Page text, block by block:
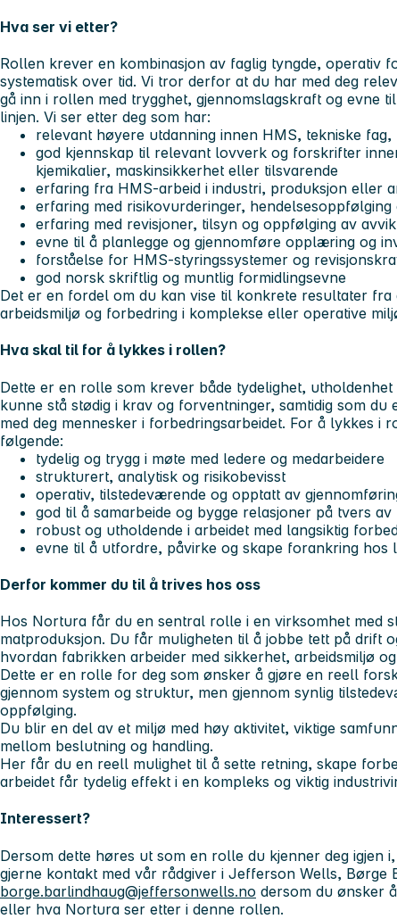
Hva ser vi etter?
Rollen krever en kombinasjon av faglig tyngde, operativ
systematisk over tid. Vi tror derfor at du har med deg
gå inn i rollen med trygghet, gjennomslagskraft og evne
linjen. Vi ser etter deg som har:
relevant høyere utdanning innen HMS, tekniske
god kjennskap til relevant lovverk og forskrifter
kjemikalier, maskinsikkerhet eller tilsvarende
erfaring fra HMS-arbeid i industri, produksjon eller
erfaring med risikovurderinger,
erfaring med revisjoner, tilsyn og oppfølging av
evne til å planlegge og gjennomføre opplæring og
forståelse for HMS-styringssystemer og
god norsk skriftlig og muntlig formidlingsevne
Det er en fordel om du kan vise til konkrete resultater fra
arbeidsmiljø og forbedring i komplekse eller operative
Hva skal til for å lykkes i rollen?
Dette er en rolle som krever både tydelighet,
kunne stå stødig i krav og forventninger, samtidig som du
med deg mennesker i forbedringsarbeidet. For å lykkes i
følgende:
tydelig og trygg i møte med ledere og medarbeidere
strukturert, analytisk og risikobevisst
operativ, tilstedeværende og opptatt av
god til å samarbeide og bygge relasjoner på tvers
robust og utholdende i arbeidet med langsiktig
evne til å utfordre, påvirke og skape forankring hos
Derfor kommer du til å trives hos oss
Hos Nortura får du en sentral rolle i en virksomhet med
matproduksjon. Du får muligheten til å jobbe tett på drift
hvordan fabrikken arbeider med sikkerhet, arbeidsmiljø
Dette er en rolle for deg som ønsker å gjøre en reell
gjennom system og struktur, men gjennom synlig
oppfølging.
Du blir en del av et miljø med høy aktivitet, viktige
mellom beslutning og handling.
Her får du en reell mulighet til å sette retning, skape
arbeidet får tydelig effekt i en kompleks og viktig
Interessert?
Dersom dette høres ut som en rolle du kjenner deg igjen
gjerne kontakt med vår rådgiver i Jefferson Wells, Børge
borge.barlindhaug@jeffersonwells.no dersom du ønsker
eller hva Nortura ser etter i denne rollen.